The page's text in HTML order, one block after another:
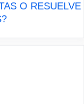
O RESUELVE